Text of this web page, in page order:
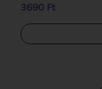
3690 Ft